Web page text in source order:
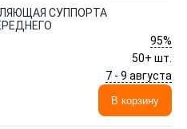
СУППОРТА
95%
50+ шт.
7 - 9 августа
В корзину